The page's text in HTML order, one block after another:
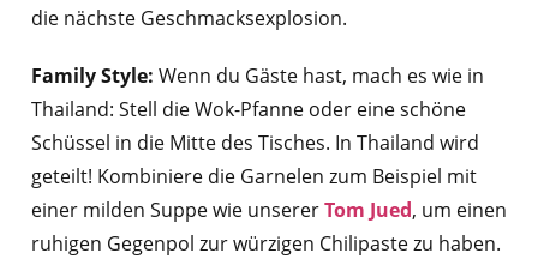
die nächste Geschmacksexplosion.
Family Style: Wenn du Gäste hast, mach es wie in
Thailand: Stell die Wok-Pfanne oder eine schöne
Schüssel in die Mitte des Tisches. In Thailand wird
geteilt! Kombiniere die Garnelen zum Beispiel mit
einer milden Suppe wie unsererTom Jued, um einen
ruhigen Gegenpol zur würzigen Chilipaste zu haben.